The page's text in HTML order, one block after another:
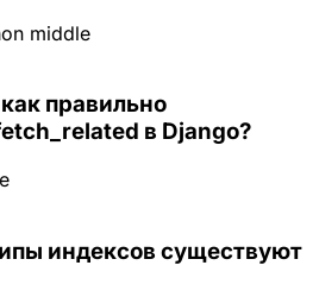
middle
правильно
в Django?
индексов существуют